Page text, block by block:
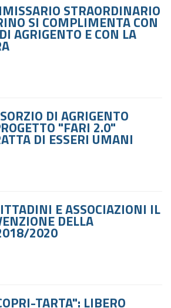
STRAORDINARIO
SI COMPLIMENTA CON
AGRIGENTO E CON LA
DI AGRIGENTO
"FARI 2.0"
DI ESSERI UMANI
E ASSOCIAZIONI IL
DELLA
2020
TARTA": LIBERO